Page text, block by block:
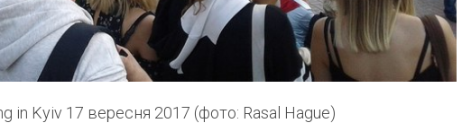
in Kyiv 17 вересня 2017 (фото: Rasal Hague)